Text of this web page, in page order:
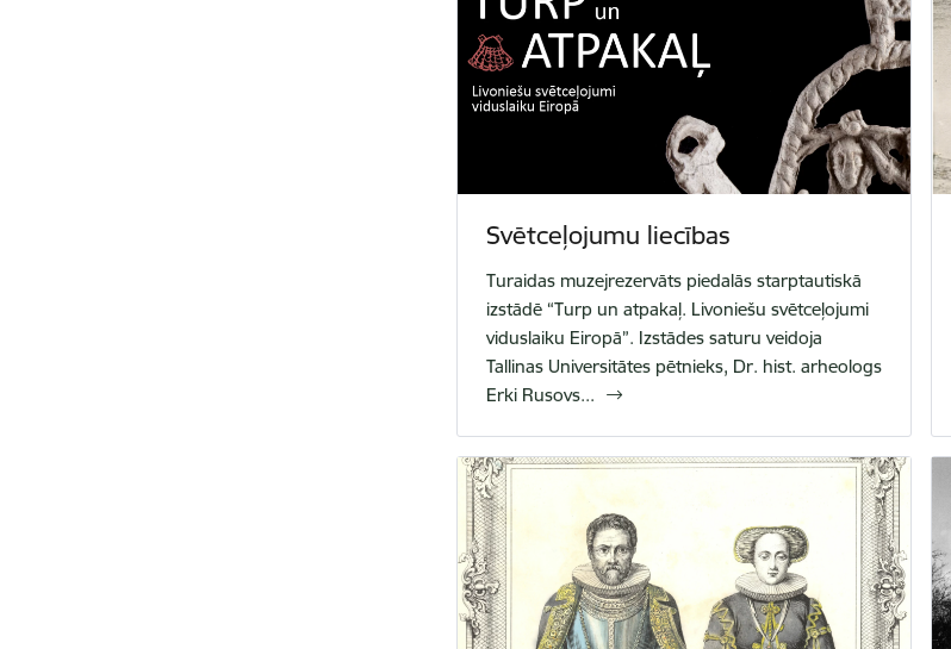
Svētceļojumu liecības
Turaidas muzejrezervāts piedalās starptautiskā
izstādē “Turp un atpakaļ. Livoniešu svētceļojumi
viduslaiku Eiropā”. Izstādes saturu veidoja
Tallinas Universitātes pētnieks, Dr. hist. arheologs
Erki Rusovs...